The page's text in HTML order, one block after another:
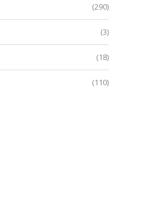
(290)
(3)
(18)
(110)